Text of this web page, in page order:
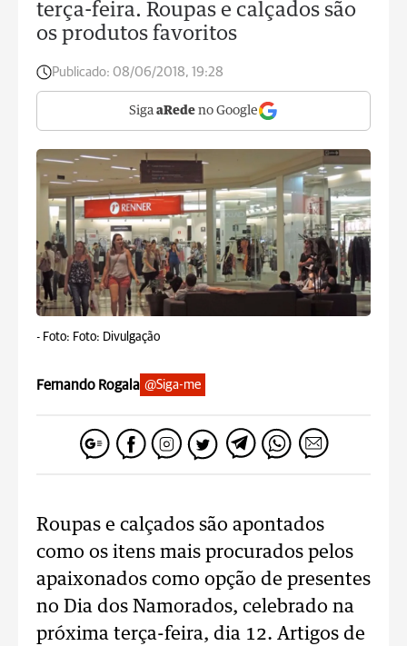
terça-feira. Roupas e calçados são
os produtos favoritos
Publicado: 08/06/2018, 19:28
Siga aRede no Google
- Foto: Foto: Divulgação
Fernando Rogala @Siga-me
Roupas e calçados são apontados
como os itens mais procurados pelos
apaixonados como opção de presentes
no Dia dos Namorados, celebrado na
próxima terça-feira, dia 12. Artigos de